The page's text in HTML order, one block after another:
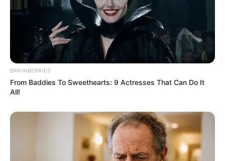
BRAINBERRIES
From Baddies To Sweethearts: 9 Actresses That Can Do It
All!